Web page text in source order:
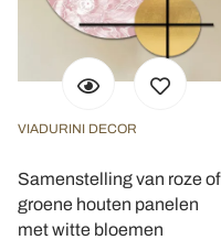
VIADURINI DECOR
Samenstelling van roze of
groene houten panelen
met witte bloemen